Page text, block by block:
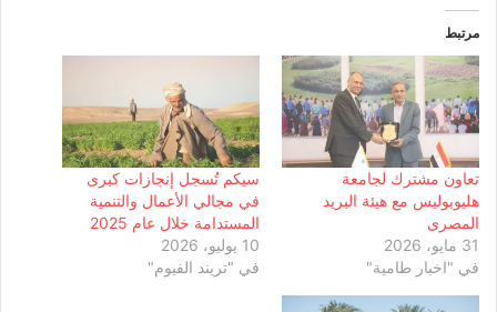
مرتبط
تعاون مشترك لجامعة
هليوبوليس مع هيئة البريد
المصرى
31 مايو، 2026
في "اخبار طامية"
سيكم تُسجل إنجازات كبرى
في مجالي الأعمال والتنمية
المستدامة خلال عام 2025
10 يوليو، 2026
في "تريند الفيوم"